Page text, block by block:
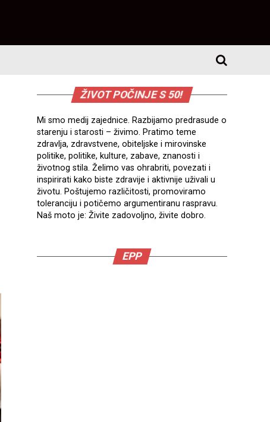
ŽIVOT POČINJE S 50!
Mi smo medij zajednice. Razbijamo predrasude o
starenju i starosti – živimo. Pratimo teme
zdravlja, zdravstvene, obiteljske i mirovinske
politike, politike, kulture, zabave, znanosti i
životnog stila. Želimo vas ohrabriti, povezati i
inspirirati kako biste zdravije i aktivnije uživali u
životu. Poštujemo različitosti, promoviramo
toleranciju i potičemo argumentiranu raspravu.
Naš moto je: Živite zadovoljno, živite dobro.
EPP